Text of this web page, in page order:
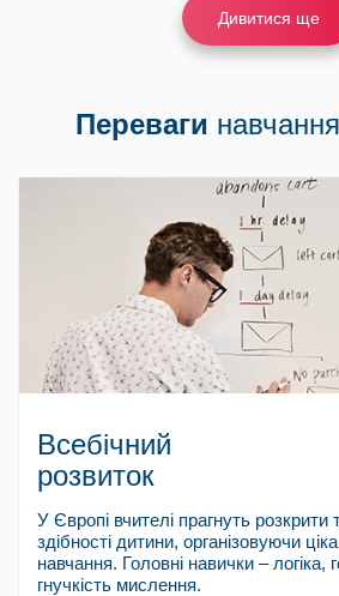
Дивитися ще
Переваги
Всебічний
розвиток
У Європі вчителі прагнуть розкрити
здібності дитини, організовуючи
навчання. Головні навички – логіка,
гнучкість мислення.